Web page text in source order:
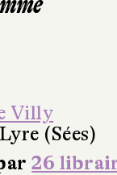
Villy
(Sées)
26